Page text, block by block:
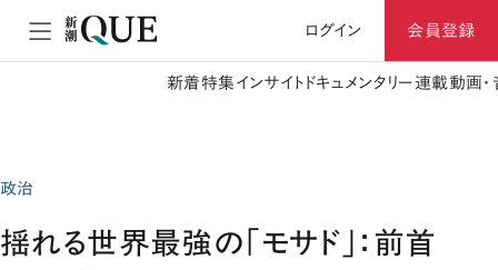
ログイン 会員登録
新着特集 インサイト ドキュメンタリー 連載動画
政治
揺れる世界最強の「モサド」：前首